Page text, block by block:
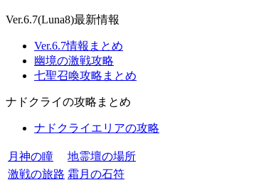
Ver.6.7(Luna8)最新情報
Ver.6.7情報まとめ
幽境の激戦攻略
七聖召喚攻略まとめ
ナドクライの攻略まとめ
ナドクライエリアの攻略
月神の瞳
地霊壇の場所
激戦の旅路 霜月の石符